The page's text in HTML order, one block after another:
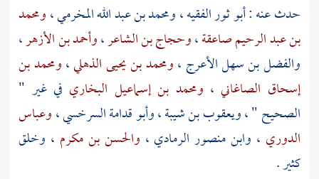
حدث عنه :أبو ثور الفقيه،ومحمد بن عبد الله المخرمي،ومحمد
بن عبد الرحيم صاعقة،وحجاج بن الشاعر،وأحمد بن الأزهر،
والفضل بن سهل الأعرج ،ومحمد بن يحيى الذهلي،ومحمد بن
إسحاق الصاغاني ، ومحمد بن إسماعيل البخاري في غير "
الصحيح " ،ويعقوب بن شيبة،وأبو قدامة السرخسي،وعباس
الدوري ، وابن منصور الرمادي ، والحسن بن مكرم ، وخلق
كثير .